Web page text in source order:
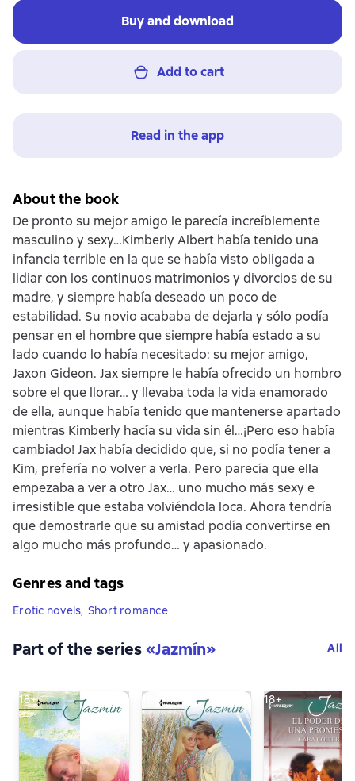
Buy and download
Add to cart
Read in the app
About the book
De pronto su mejor amigo le parecía increíblemente
masculino y sexy…Kimberly Albert había tenido una
infancia terrible en la que se había visto obligada a
lidiar con los continuos matrimonios y divorcios de su
madre, y siempre había deseado un poco de
estabilidad. Su novio acababa de dejarla y sólo podía
pensar en el hombre que siempre había estado a su
lado cuando lo había necesitado: su mejor amigo,
Jaxon Gideon. Jax siempre le había ofrecido un hombro
sobre el que llorar… y llevaba toda la vida enamorado
de ella, aunque había tenido que mantenerse apartado
mientras Kimberly hacía su vida sin él…¡Pero eso había
cambiado! Jax había decidido que, si no podía tener a
Kim, prefería no volver a verla. Pero parecía que ella
empezaba a ver a otro Jax… uno mucho más sexy e
irresistible que estaba volviéndola loca. Ahora tendría
que demostrarle que su amistad podía convertirse en
algo mucho más profundo… y apasionado.
Genres and tags
Erotic novels, Short romance
Part of the series«Jazmín» All
18+ 18+ 18+